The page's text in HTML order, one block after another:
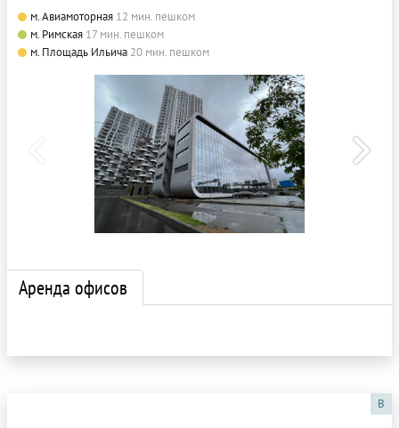
м. Авиамоторная 12 мин. пешком
м. Римская 17 мин. пешком
м. Площадь Ильича 20 мин. пешком
Аренда офисов
B